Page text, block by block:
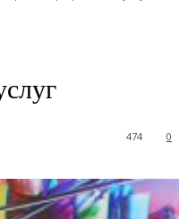
0
474